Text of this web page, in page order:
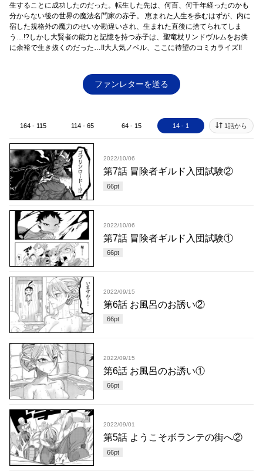
生することに成功したのだった。転生した先は、何百、何千年経ったのかも
分からない後の世界の魔法名門家の赤子。 恵まれた人生を歩むはずが、内に
宿した規格外の魔力のせいか勘違いされ、生まれた直後に捨てられてしま
う…!?しかし大賢者の能力と記憶を持つ赤子は、聖竜杖リンドヴルムをお供
に余裕で生き抜くのだった…!!大人気ノベル、ここに待望のコミカライズ!!
ファンレターを送る
164 - 115 114 - 65 64 - 15 14 - 1 1話から
2022/10/06
第7話 冒険者ギルド入団試験②
66pt
2022/10/06
第7話 冒険者ギルド入団試験①
66pt
2022/09/15
第6話 お風呂のお誘い②
66pt
2022/09/15
第6話 お風呂のお誘い①
66pt
2022/09/01
第5話 ようこそボランテの街へ②
66pt